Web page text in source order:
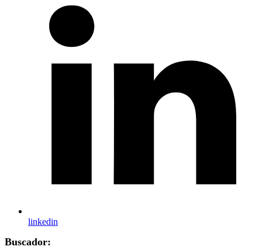
linkedin
Buscador: